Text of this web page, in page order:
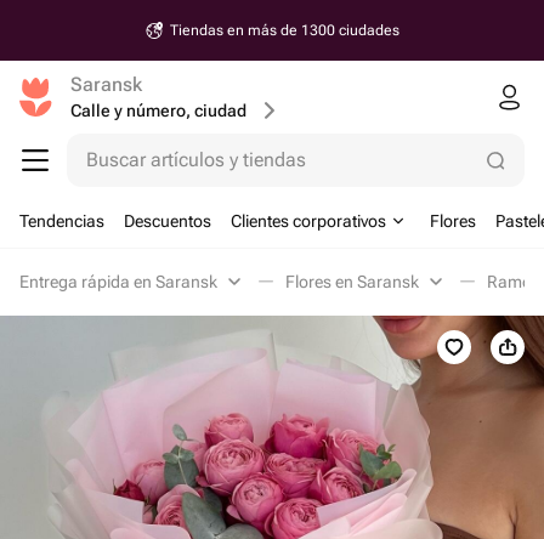
Tiendas en más de 1300 ciudades
Saransk
Calle y número, ciudad
Buscar artículos y tiendas
Tendencias Descuentos Clientes corporativos Flores
Entrega rápida en Saransk Flores en Saransk